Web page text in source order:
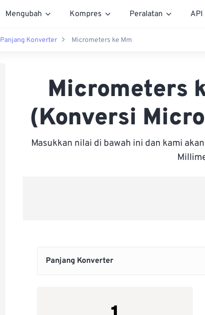
Mengubah Kompres Peralatan API
Panjang Konverter Micrometers ke Mm
Micrometers
(Konversi
Masukkan nilai di bawah ini dan kami